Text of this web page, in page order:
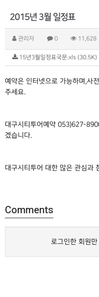
2015년 3월 일정표
관리자 0 11,628
15년3월일정표국문.xls (30.5K)
예약은 인터넷으로 가능하며,사
주세요.
대구시티투어예약 053)627-
겠습니다.
대구시티투어 대한 많은 관심과
Comments
로그인한 회원